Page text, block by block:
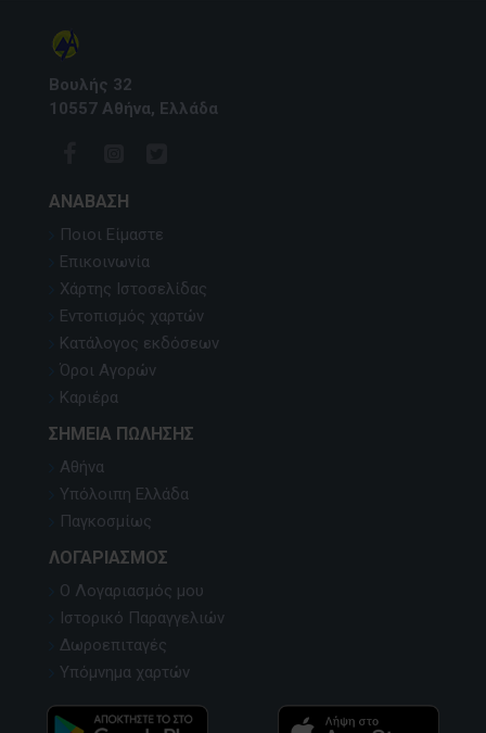
Βουλής 32
10557 Αθήνα, Ελλάδα
ΑΝΆΒΑΣΗ
Ποιοι Είμαστε
Επικοινωνία
Χάρτης Ιστοσελίδας
Εντοπισμός χαρτών
Κατάλογος εκδόσεων
Όροι Αγορών
Καριέρα
ΣΗΜΕΊΑ ΠΏΛΗΣΗΣ
Αθήνα
Υπόλοιπη Ελλάδα
Παγκοσμίως
ΛΟΓΑΡΙΑΣΜΌΣ
Ο Λογαριασμός μου
Ιστορικό Παραγγελιών
Δωροεπιταγές
Υπόμνημα χαρτών